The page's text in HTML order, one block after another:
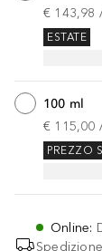
€ 143,98
ESTATE
100 ml
€ 115,00
PREZZO
Online:
Spedizione